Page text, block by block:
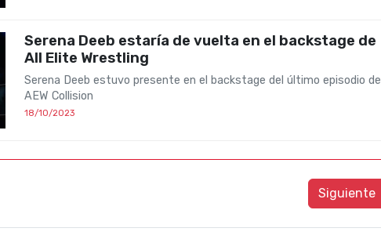
Serena Deeb estaría de vuelta en el backstage de
All Elite Wrestling
Serena Deeb estuvo presente en el backstage del último episodio de
AEW Collision
18/10/2023
Siguiente